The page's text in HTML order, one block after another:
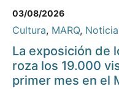
03/08/2026
Cultura, MARQ,
La exposición de
roza los 19.000
primer mes en el